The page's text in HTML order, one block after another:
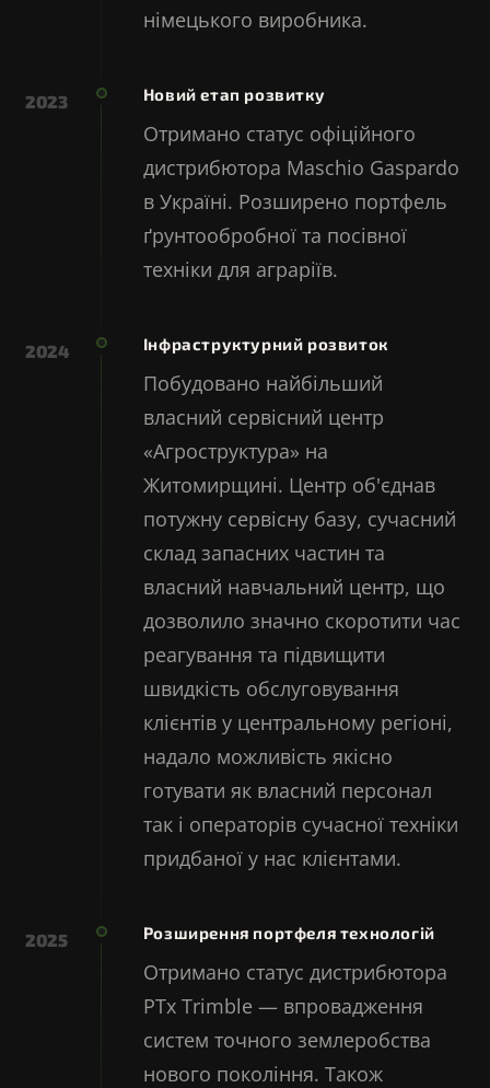
німецького виробника.
2023 Новий етап розвитку
Отримано статус офіційного
дистрибютора Maschio Gaspardo
в Україні. Розширено портфель
ґрунтообробної та посівної
техніки для аграріїв.
2024 Інфраструктурний розвиток
Побудовано найбільший
власний сервісний центр
«Агроструктура» на
Житомирщині. Центр об'єднав
потужну сервісну базу, сучасний
склад запасних частин та
власний навчальний центр, що
дозволило значно скоротити час
реагування та підвищити
швидкість обслуговування
клієнтів у центральному регіоні,
надало можливість якісно
готувати як власний персонал
так і операторів сучасної техніки
придбаної у нас клієнтами.
2025 Розширення портфеля технологій
Отримано статус дистрибютора
PTx Trimble — впровадження
систем точного землеробства
нового покоління. Також